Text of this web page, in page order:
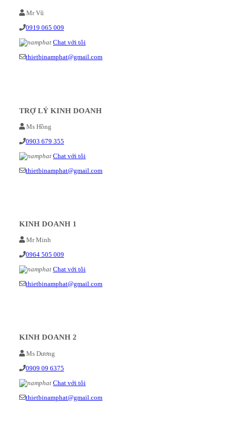
Mr Vũ
0919 065 009
Chat với tôi
thietbinamphat@gmail.com
TRỢ LÝ KINH DOANH
Ms Hồng
0903 679 355
Chat với tôi
thietbinamphat@gmail.com
KINH DOANH 1
Mr Minh
0964 505 009
Chat với tôi
thietbinamphat@gmail.com
KINH DOANH 2
Ms Dương
0909 09 6375
Chat với tôi
thietbinamphat@gmail.com